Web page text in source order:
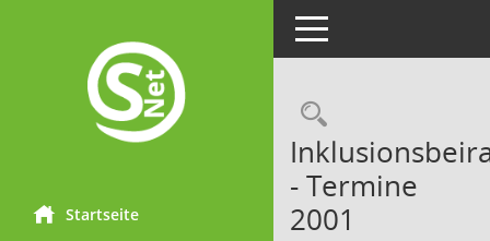
Startseite
Toggle navigation
- Termine
2001